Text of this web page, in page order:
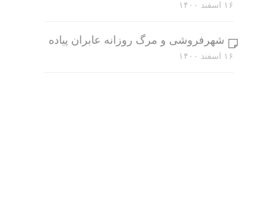
۱۶ اسفند ۱۴۰۰
شهرفروشی و مرگ روزانه عابران پیاده
۱۶ اسفند ۱۴۰۰